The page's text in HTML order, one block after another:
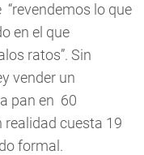
lo que
en el que
ratos”. Sin
vender un
pan en 60
realidad cuesta 19
formal.